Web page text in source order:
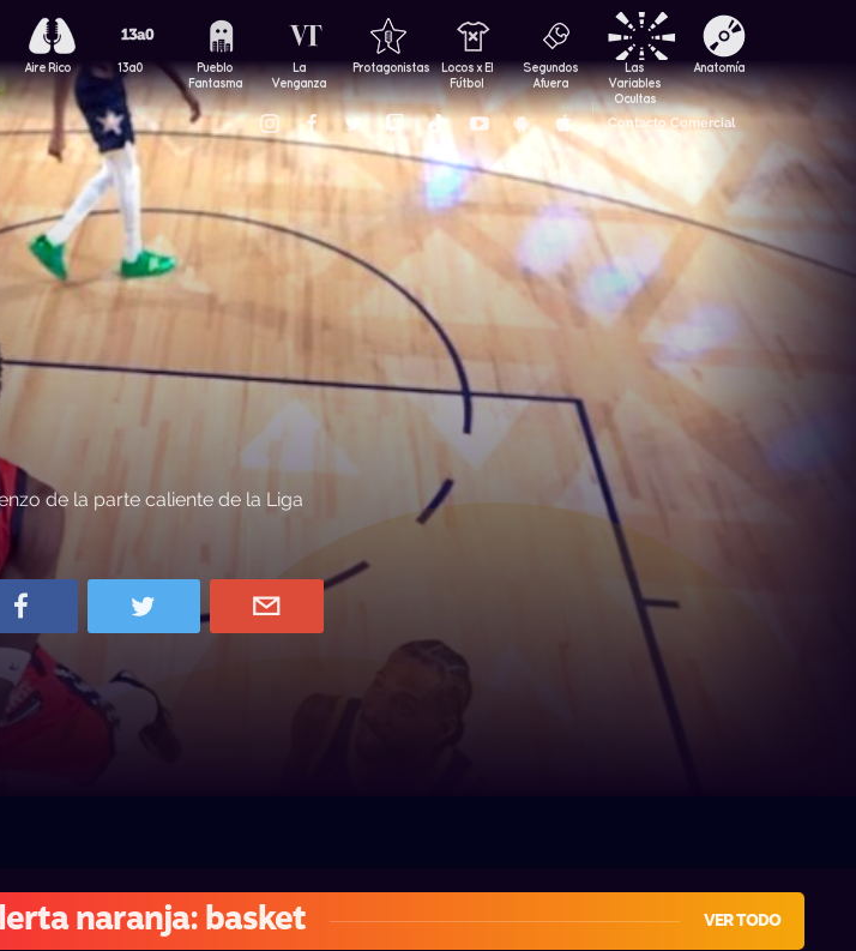
Aire Rico 13a0
Pueblo
Fantasma
La
Venganza
Protagonistas
Locos x El
Fútbol
Segundos
Afuera
Las
Variables
Ocultas
Anatomía
Contacto Comercial
de la parte caliente de la Liga
naranja: basket VER TODO